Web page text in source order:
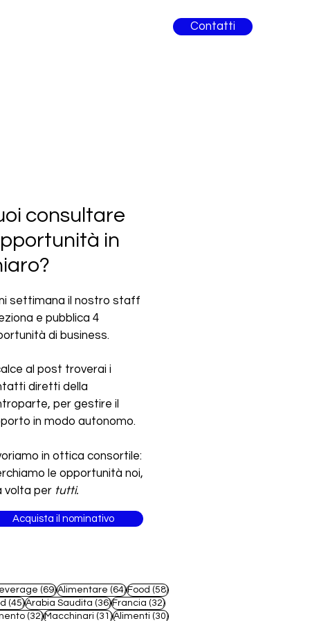
Contatti
(69)69 post
Alimentare (64)64 post
Food (58)58 post
(45)45 post
Arabia Saudita (36)36 post
Francia (32)32 post
(32)32 post
Macchinari (31)31 post
Alimenti (30)30 post
consultare
in
settimana il nostro staff
e pubblica 4
di business.
al post troverai i
diretti della
per gestire il
in modo autonomo.
in ottica consortile:
le opportunità noi,
volta per tutti.
Acquista il nominativo